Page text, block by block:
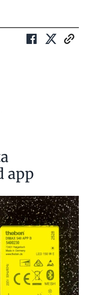
Sverigechef,
dosdimmer.